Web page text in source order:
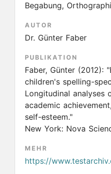
Begabung,
AUTOR
Dr. Günter Faber
PUBLIKATION
Faber, Günter (2012):
children's spelling-
Longitudinal analyses
academic
self-esteem."
New York: Nova
MEHR
https://